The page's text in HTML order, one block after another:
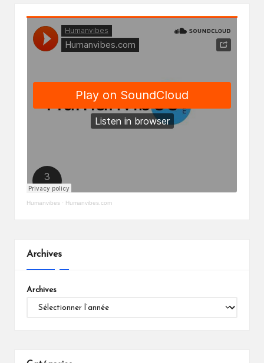
Humanvibes · Humanvibes.com
Archives
Archives